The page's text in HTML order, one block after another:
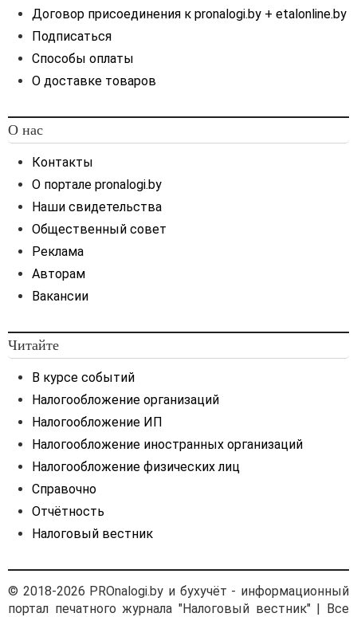
Договор присоединения к pronalogi.by + etalonline.by
Подписаться
Способы оплаты
О доставке товаров
О нас
Контакты
О портале pronalogi.by
Наши свидетельства
Общественный совет
Реклама
Авторам
Вакансии
Читайте
В курсе событий
Налогообложение организаций
Налогообложение ИП
Налогообложение иностранных организаций
Налогообложение физических лиц
Справочно
Отчётность
Налоговый вестник
© 2018-2026 PROnalogi.by и бухучёт - информационный
портал печатного журнала "Налоговый вестник" | Все